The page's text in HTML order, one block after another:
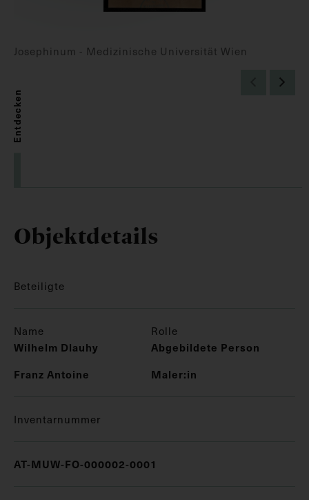
Josephinum - Medizinische Universität Wien
Entdecken
Objektdetails
Beteiligte
Name Rolle
Wilhelm Dlauhy
Abgebildete Person
Franz Antoine
Maler:in
Inventarnummer
AT-MUW-FO-000002-0001